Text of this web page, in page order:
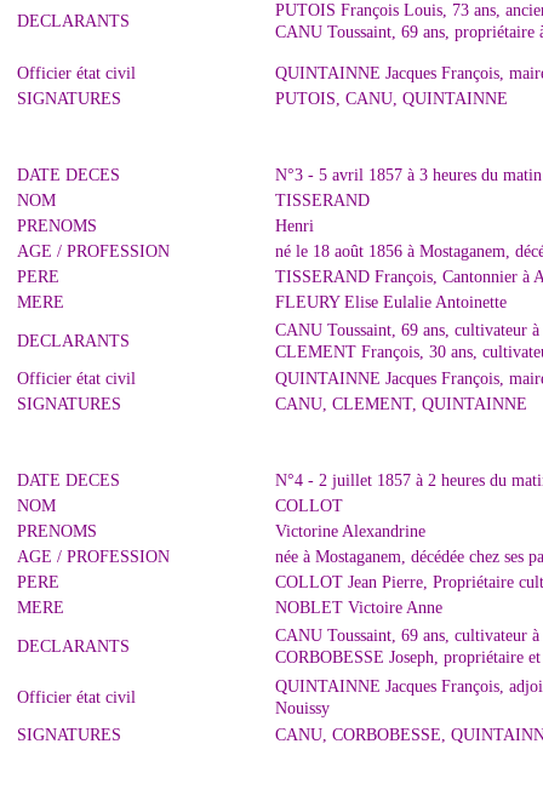
DECLARANTS
PUTOIS François Louis, 73 ans,
CANU Toussaint, 69 ans, propriétaire
Officier état civil
QUINTAINNE Jacques François,
SIGNATURES
PUTOIS, CANU, QUINTAINNE
DATE DECES
N°3 - 5 avril 1857 à 3 heures du
NOM
TISSERAND
PRENOMS
Henri
AGE / PROFESSION
né le 18 août 1856 à Mostaganem,
PERE
TISSERAND François, Cantonnier à
MERE
FLEURY Elise Eulalie Antoinette
DECLARANTS
CANU Toussaint, 69 ans, cultivateur
CLEMENT François, 30 ans,
Officier état civil
QUINTAINNE Jacques François,
SIGNATURES
CANU, CLEMENT, QUINTAINNE
DATE DECES
N°4 - 2 juillet 1857 à 2 heures du
NOM
COLLOT
PRENOMS
Victorine Alexandrine
AGE / PROFESSION
née à Mostaganem, décédée chez ses
PERE
COLLOT Jean Pierre, Propriétaire
MERE
NOBLET Victoire Anne
DECLARANTS
CANU Toussaint, 69 ans, cultivateur
CORBOBESSE Joseph, propriétaire
Officier état civil
QUINTAINNE Jacques François,
Nouissy
SIGNATURES
CANU, CORBOBESSE,